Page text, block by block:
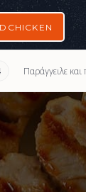
Παράγγειλε